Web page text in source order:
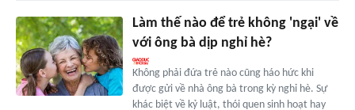
Làm thế nào để trẻ không 'ngại' về
với ông bà dịp nghỉ hè?
Không phải đứa trẻ nào cũng háo hức khi
được gửi về nhà ông bà trong kỳ nghỉ hè. Sự
khác biệt về kỷ luật, thói quen sinh hoạt hay